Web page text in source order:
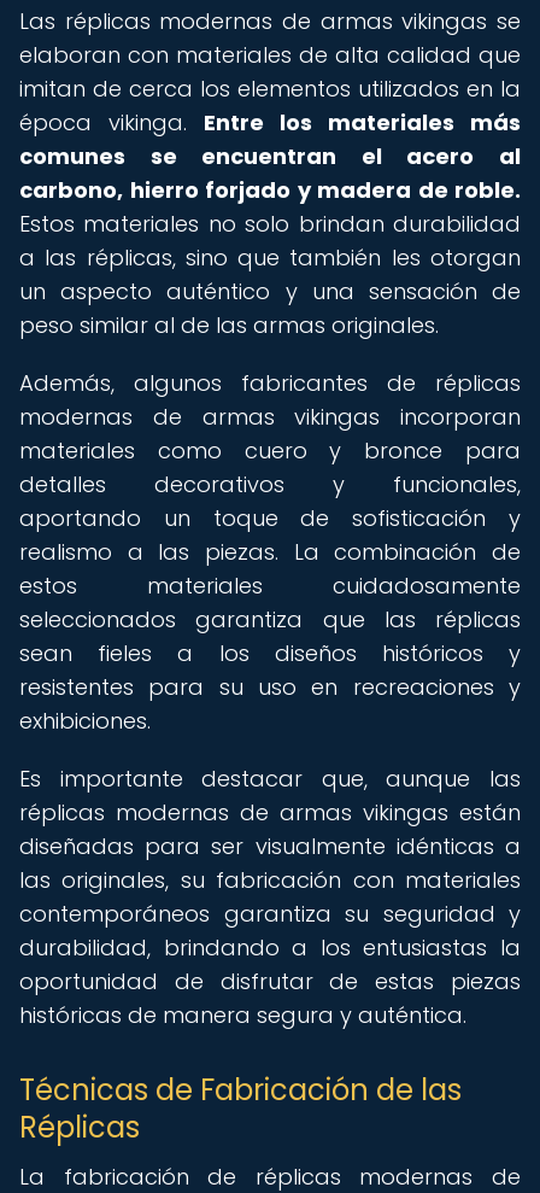
Las réplicas modernas de armas vikingas se
elaboran con materiales de alta calidad que
imitan de cerca los elementos utilizados en la
época vikinga. Entre los materiales más
comunes se encuentran el acero al
carbono, hierro forjado y madera de roble.
Estos materiales no solo brindan durabilidad
a las réplicas, sino que también les otorgan
un aspecto auténtico y una sensación de
peso similar al de las armas originales.
Además, algunos fabricantes de réplicas
modernas de armas vikingas incorporan
materiales como cuero y bronce para
detalles decorativos y funcionales,
aportando un toque de sofisticación y
realismo a las piezas. La combinación de
estos materiales cuidadosamente
seleccionados garantiza que las réplicas
sean fieles a los diseños históricos y
resistentes para su uso en recreaciones y
exhibiciones.
Es importante destacar que, aunque las
réplicas modernas de armas vikingas están
diseñadas para ser visualmente idénticas a
las originales, su fabricación con materiales
contemporáneos garantiza su seguridad y
durabilidad, brindando a los entusiastas la
oportunidad de disfrutar de estas piezas
históricas de manera segura y auténtica.
Técnicas de Fabricación de las
Réplicas
La fabricación de réplicas modernas de